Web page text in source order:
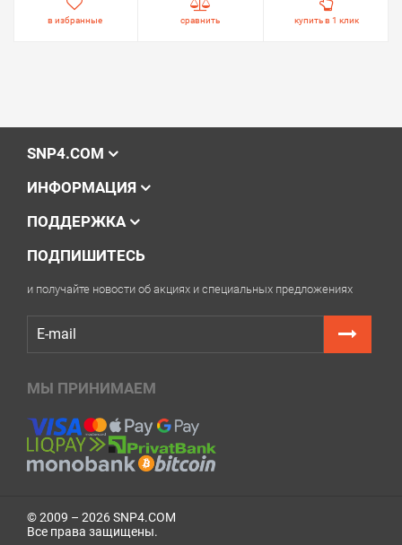
в избранные сравнить купить в 1 клик
SNP4.COM
ИНФОРМАЦИЯ
ПОДДЕРЖКА
ПОДПИШИТЕСЬ
и получайте новости об акциях и специальных предложениях
МЫ ПРИНИМАЕМ
© 2009 – 2026 SNP4.COM
Все права защищены.